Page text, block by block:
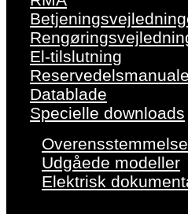
El-tilslutning
Datablade
Specielle downloads
Udgåede modeller
Elektrisk